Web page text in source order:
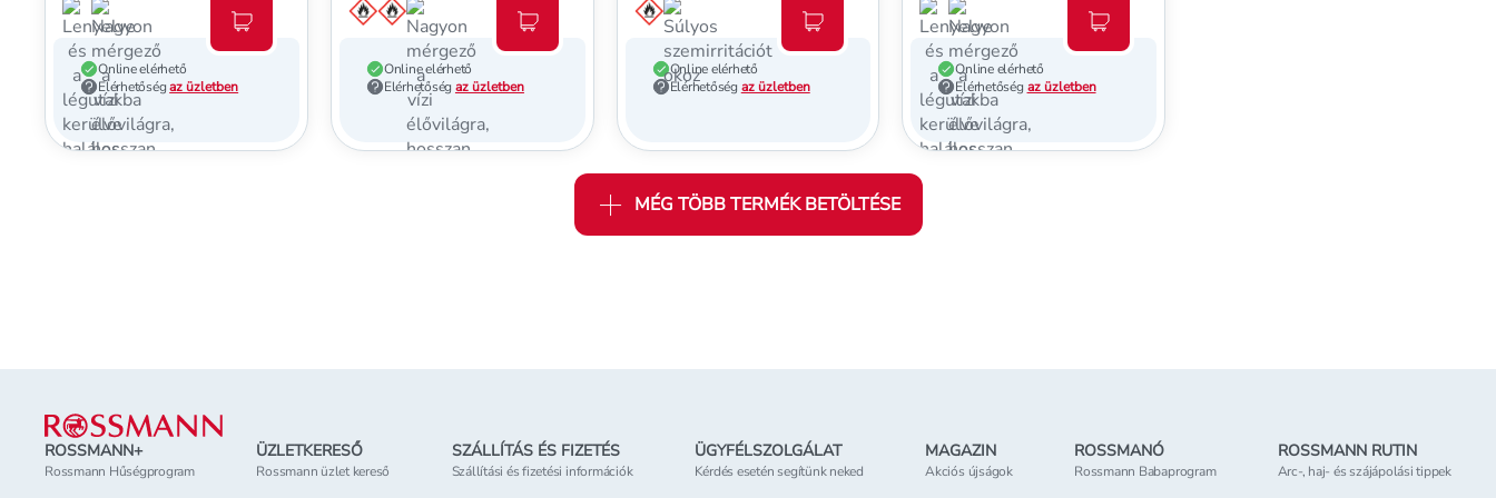
Online elérhető
Elérhetőségaz üzletben
Kosárba teszem
Online elérhető
Elérhetőség az üzletben
Kosárba teszem
Online elérhető
Elérhetőség az üzletben
Kosárba teszem
Online elérhető
Elérhetőség az üzletben
Kosárba teszem
MÉG TÖBB TERMÉK BETÖLTÉSE
Lábléc
ROSSMANN+
Rossmann Hűségprogram
ÜZLETKERESŐ
Rossmann üzlet kereső
SZÁLLÍTÁS ÉS FIZETÉS
Szállítási és fizetési információk
ÜGYFÉLSZOLGÁLAT
Kérdés esetén segítünk neked
MAGAZIN
Akciós újságok
ROSSMANÓ
Rossmann Babaprogram
ROSSMANN RUTIN
Arc-, haj- és szájápolási tippek